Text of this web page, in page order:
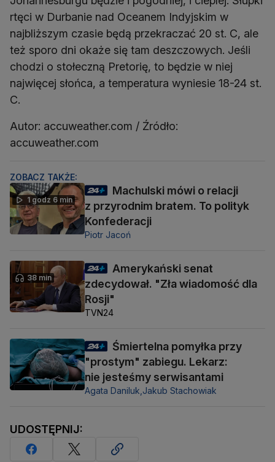
rtęci w Durbanie nad Oceanem Indyjskim w
najbliższym czasie będą przekraczać 20 st. C, ale
też sporo dni okaże się tam deszczowych. Jeśli
chodzi o stołeczną Pretorię, to będzie w niej
najwięcej słońca, a temperatura wyniesie 18-24 st.
C.
Autor: accuweather.com / Źródło:
accuweather.com
ZOBACZ TAKŻE:
1 godz 6 min
Machulski mówi o relacji
z przyrodnim bratem. To polityk
Konfederacji
Piotr Jacoń
38 min
Amerykański senat
zdecydował. "Zła wiadomość dla
Rosji"
TVN24
Śmiertelna pomyłka przy
"prostym" zabiegu. Lekarz:
nie jesteśmy serwisantami
Agata Daniluk, Jakub Stachowiak
UDOSTĘPNIJ: